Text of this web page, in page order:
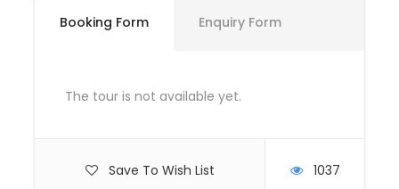
Booking Form Enquiry Form
The tour is not available yet.
Save To Wish List 1037